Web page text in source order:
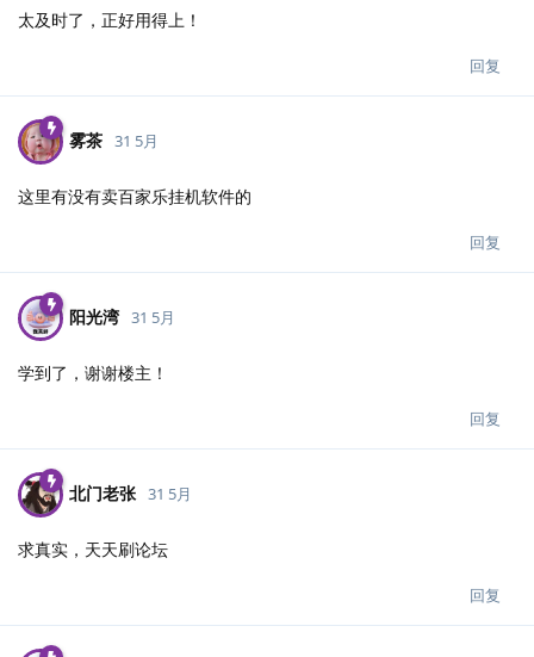
太及时了，正好用得上！
回复
雾茶 31 5月
这里有没有卖百家乐挂机软件的
回复
阳光湾 31 5月
学到了，谢谢楼主！
回复
北门老张 31 5月
求真实，天天刷论坛
回复